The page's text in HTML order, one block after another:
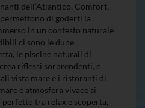
dell’Atlantico. Comfort,
di goderti la
in un contesto naturale
ci sono le dune
le piscine naturali di
riflessi sorprendenti, e
vista mare e i ristoranti di
e atmosfera vivace si
tra relax e scoperta,